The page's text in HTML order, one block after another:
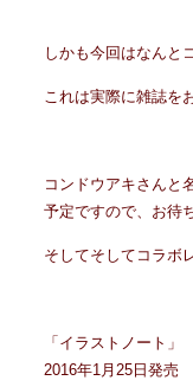
しかも今回はなんと
これは実際に雑誌を
コンドウアキさんと
予定ですので、お待
そしてそしてコラボ
「イラストノート」
2016年1月25日発売